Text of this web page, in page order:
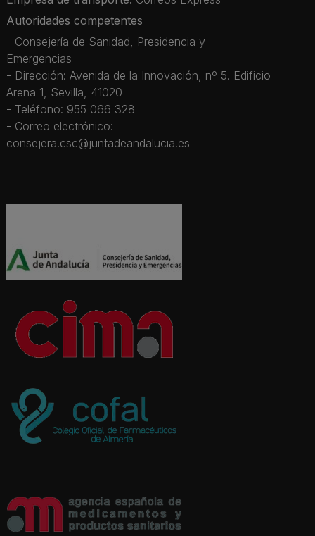
Autoridades competentes
- Consejería de Sanidad, Presidencia y
Emergencias
- Dirección: Avenida de la Innovación, nº 5. Edificio
Arena 1, Sevilla, 41020
- Teléfono: 955 066 328
- Correo electrónico:
consejera.csc@juntadeandalucia.es